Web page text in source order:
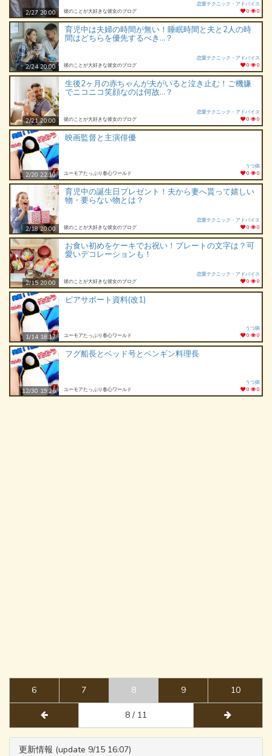
2/27 20:00 彼のことが大好きな彼女のブログ
恋愛テクニック・アドバイス
0
0
2/24 20:00
育児中は夫婦の時間が無い！睡眠時間と夫と2人の時
間はどちらを優先するべき…？
彼のことが大好きな彼女のブログ
恋愛テクニック・アドバイス
0
0
2/21 20:00
生後2ヶ月の赤ちゃんが夫がいると泣き止む！ご機嫌
でニコニコ笑顔なのは何故…？
彼のことが大好きな彼女のブログ
恋愛テクニック・アドバイス
0
0
2/20 22:10
映画監督と主演俳優
ユーモアたっぷり春心ワールド
うつ病
0
0
2/18 20:00
育児中の誕生日プレゼント！夫から妻へ貰って嬉しい
物・要らない物とは？
彼のことが大好きな彼女のブログ
恋愛テクニック・アドバイス
0
0
2/15 20:00
お食い初めをケーキでお祝い！プレートの文字は？可
愛いデコレーションも！
彼のことが大好きな彼女のブログ
恋愛テクニック・アドバイス
0
0
1/14 18:17
ピアサポート資料(改1)
ユーモアたっぷり春心ワールド
うつ病
0
0
12/30 19:26
フグ船長とベッド号とペンギン料理長
ユーモアたっぷり春心ワールド
うつ病
0
0
6 7 8 9 10
8 / 11
更新情報 (update 9/15 16:07)